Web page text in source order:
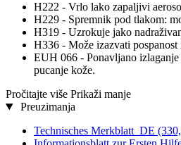
H222 - Vrlo lako zapaljivi
H229 - Spremnik pod tlakom:
H319 - Uzrokuje jako
H336 - Može izazvati
EUH 066 - Ponavljano
pucanje kože.
Pročitajte više Prikaži manje
Preuzimanja
Technisches Merkblatt_DE